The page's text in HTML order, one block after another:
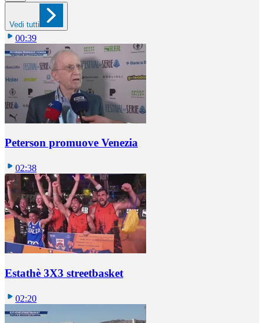
Vedi tutti
00:39
Peterson promuove Venezia
02:38
Estathè 3X3 streetbasket
02:20